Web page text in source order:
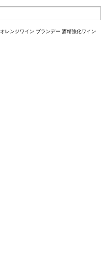
オレンジワイン ブランデー 酒精強化ワイン